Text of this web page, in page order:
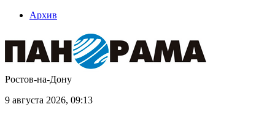
Архив
Ростов-на-Дону
9 августа 2026, 09:13